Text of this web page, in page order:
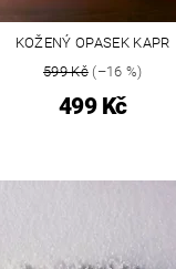
KOŽENÝ OPASEK KAPR
599 Kč(–16 %)
499 Kč